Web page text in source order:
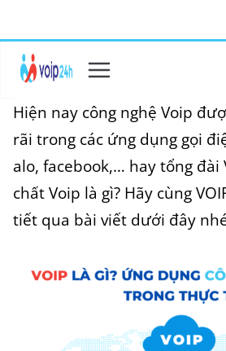
Hiện nay công nghệ Voip
rãi trong các ứng dụng gọi
alo, facebook,… hay tổng đài
chất Voip là gì? Hãy cùng
tiết qua bài viết dưới đây